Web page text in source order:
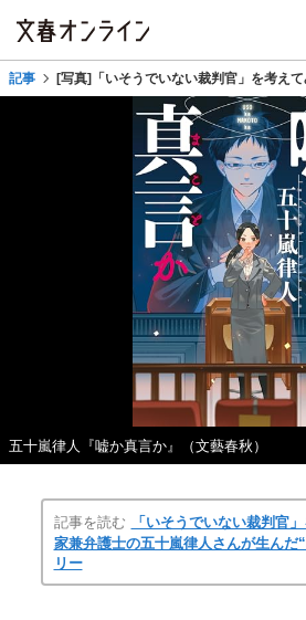
記事 [写真]「いそうでいない裁判官」を考え
五十嵐律人『嘘か真言か』（文藝春秋）
記事を読む
「いそうでいない裁判官
家兼弁護士の五十嵐律人さんが生んだ
リー